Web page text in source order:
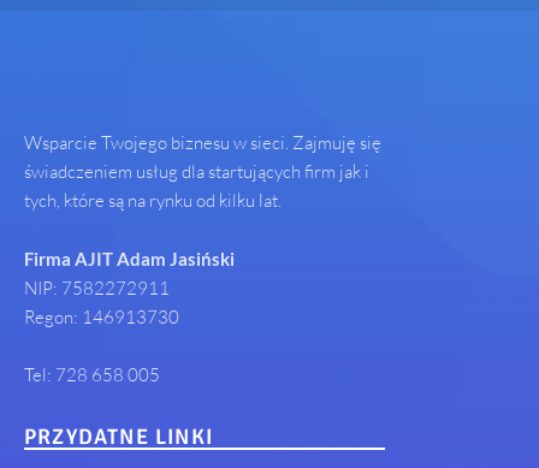
Wsparcie Twojego biznesu w sieci. Zajmuję się
świadczeniem usług dla startujących firm jak i
tych, które są na rynku od kilku lat.
Firma AJIT Adam Jasiński
NIP: 7582272911
Regon: 146913730
Tel: 728 658 005
PRZYDATNE LINKI